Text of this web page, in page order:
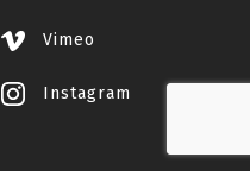
Vimeo
Instagram